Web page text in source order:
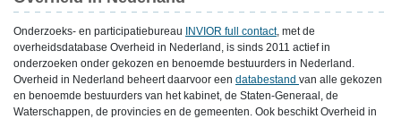
Onderzoeks- en participatiebureau INVIOR full contact, met de
overheidsdatabase Overheid in Nederland, is sinds 2011 actief in
onderzoeken onder gekozen en benoemde bestuurders in Nederland.
Overheid in Nederland beheert daarvoor een databestand van alle gekozen
en benoemde bestuurders van het kabinet, de Staten-Generaal, de
Waterschappen, de provincies en de gemeenten. Ook beschikt Overheid in